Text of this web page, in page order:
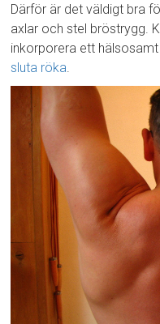
Därför är det väldigt bra
axlar och stel bröstrygg.
inkorporera ett
sluta röka